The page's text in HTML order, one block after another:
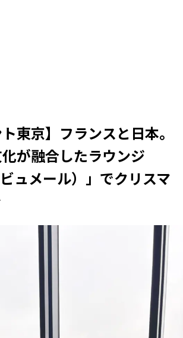
ト東京】フランスと日本。
が融合したラウンジ
ュメール）」でクリスマ